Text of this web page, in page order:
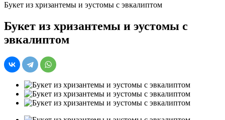
Букет из хризантемы и эустомы с эвкалиптом
Букет из хризантемы и эустомы с
эвкалиптом